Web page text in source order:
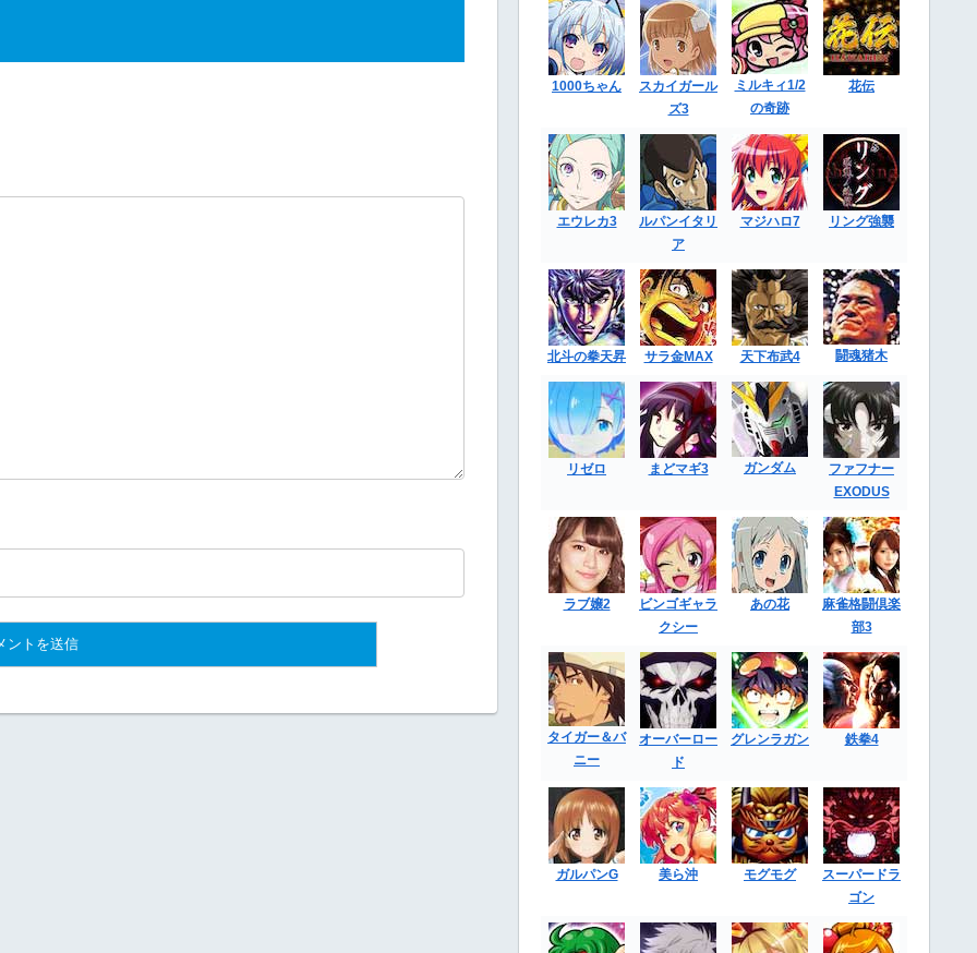
1000ちゃん
スカイガール
ズ3
ミルキィ1/2
の奇跡
花伝
エウレカ3
ルパンイタリ
ア
マジハロ7 リング強襲
北斗の拳天昇 サラ金MAX 天下布武4 闘魂猪木
リゼロ まどマギ3 ガンダム
ファフナー
EXODUS
ラブ嬢2
ビンゴギャラ
クシー
あの花
麻雀格闘倶楽
部3
タイガー＆バ
ニー
オーバーロー
ド
グレンラガン 鉄拳4
ガルパンG 美ら沖 モグモグ
スーパードラ
ゴン